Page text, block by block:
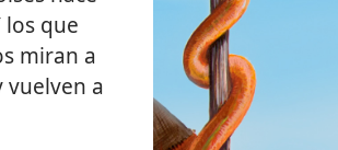
los que
miran a
vuelven a